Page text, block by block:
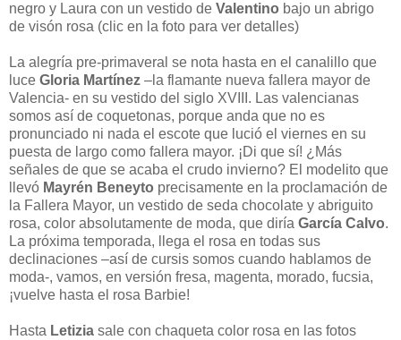
negro y Laura con un vestido de Valentino bajo un abrigo
de visón rosa (clic en la foto para ver detalles)
La alegría pre-primaveral se nota hasta en el canalillo que
luce Gloria Martínez –la flamante nueva fallera mayor de
Valencia- en su vestido del siglo XVIII. Las valencianas
somos así de coquetonas, porque anda que no es
pronunciado ni nada el escote que lució el viernes en su
puesta de largo como fallera mayor. ¡Di que sí! ¿Más
señales de que se acaba el crudo invierno? El modelito que
llevó Mayrén Beneyto precisamente en la proclamación de
la Fallera Mayor, un vestido de seda chocolate y abriguito
rosa, color absolutamente de moda, que diría García Calvo.
La próxima temporada, llega el rosa en todas sus
declinaciones –así de cursis somos cuando hablamos de
moda-, vamos, en versión fresa, magenta, morado, fucsia,
¡vuelve hasta el rosa Barbie!
Hasta Letizia sale con chaqueta color rosa en las fotos